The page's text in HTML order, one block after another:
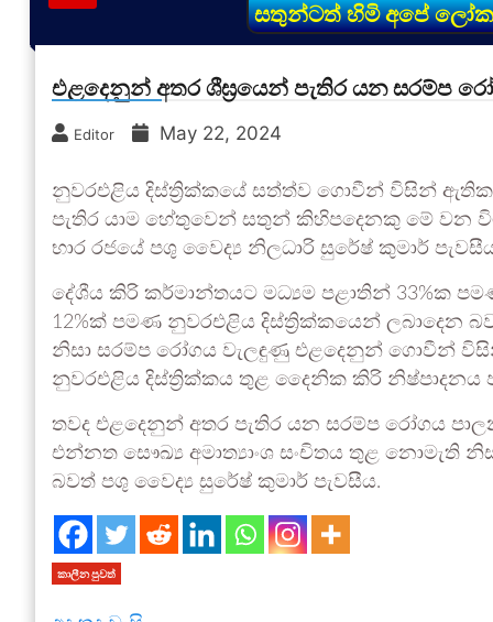
සතුන්ටත් හිමි අපේ
එළදෙනුන් අතර ශීඝ්‍රයෙන් පැතිර යන සරම්ප
Editor May 22, 2024
නුවරඑළිය දිස්ත්‍රික්කයේ සත්ත්ව ගොවීන් විසින්
පැතිර යාම හේතුවෙන් සතුන් කිහිපදෙනකු මේ වන
භාර රජයේ පශු වෛද්‍ය නිලධාරි සුරේෂ් කුමාර්
දේශීය කිරි කර්මාන්තයට මධ්‍යම පළාතින් 33%ක
12%ක් පමණ නුවරඑළිය දිස්ත්‍රික්කයෙන් ලබාදෙන
නිසා සරම්ප රෝගය වැලඳුණු එළදෙනුන් ගොවීන්
නුවරඑළිය දිස්ත්‍රික්කය තුළ දෛනික කිරි නිෂ්පාදනය
තවද එළදෙනුන් අතර පැතිර යන සරම්ප රෝගය
එන්නත සෞඛ්‍ය අමාත්‍යාංශ සංචිතය තුළ නොමැති
බවත් පශු වෛද්‍ය සුරේෂ් කුමාර් පැවසීය.
කාලීන පුවත්